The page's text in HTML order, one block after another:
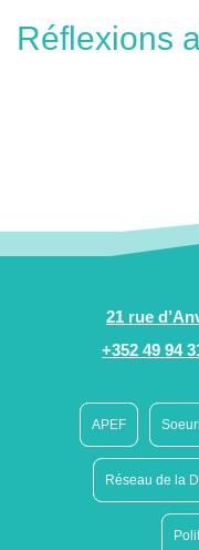
Réflexions
21 rue
+352 49 94
APEF
Réseau de la